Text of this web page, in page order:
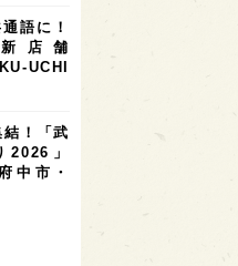
1
語に！
店舗
UCHI
！「武
」
中市・